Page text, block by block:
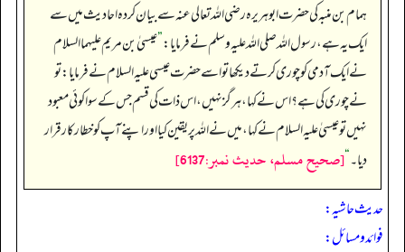
ہمام بن منبہ کی حضرت ابوہریرہ رضی اللہ تعالی عنہ سے بیان کردہ احادیث میں سے
ایک یہ ہے، رسول اللہ صلی اللہ علیہ وسلم نے فرمایا:”عیسیٰ بن مریم علیہما السلام
نے ایک آدمی کو چوری کرتے دیکھا تو اسے حضرت عیسی علیہ السلام نے فرمایا: تو
نے چوری کی ہے؟ ا س نے کہا، ہر گز نہیں، اس ذات کی قسم جس کے سوا کوئی معبود
نہیں تو عیسیٰ علیہ السلام نے کہا، میں نے اللہ پر یقین کیا اور اپنے آپ کو خطار کار قرار
دیا۔“[صحيح مسلم، حديث نمبر:6137]
حدیث حاشیہ:
فوائد ومسائل: